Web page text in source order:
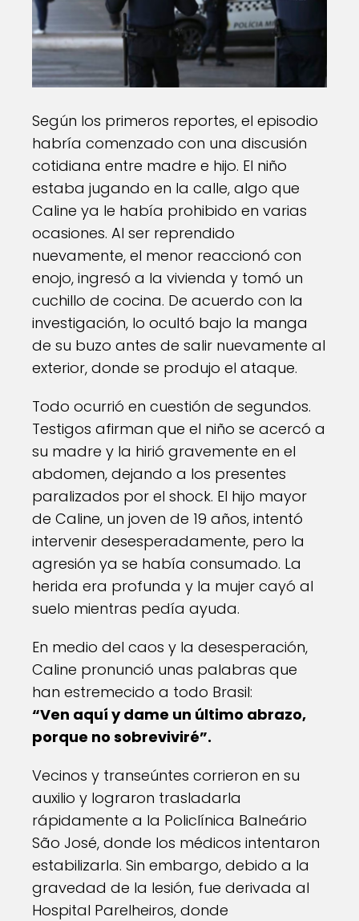
Según los primeros reportes, el episodio
habría comenzado con una discusión
cotidiana entre madre e hijo. El niño
estaba jugando en la calle, algo que
Caline ya le había prohibido en varias
ocasiones. Al ser reprendido
nuevamente, el menor reaccionó con
enojo, ingresó a la vivienda y tomó un
cuchillo de cocina. De acuerdo con la
investigación, lo ocultó bajo la manga
de su buzo antes de salir nuevamente al
exterior, donde se produjo el ataque.
Todo ocurrió en cuestión de segundos.
Testigos afirman que el niño se acercó a
su madre y la hirió gravemente en el
abdomen, dejando a los presentes
paralizados por el shock. El hijo mayor
de Caline, un joven de 19 años, intentó
intervenir desesperadamente, pero la
agresión ya se había consumado. La
herida era profunda y la mujer cayó al
suelo mientras pedía ayuda.
En medio del caos y la desesperación,
Caline pronunció unas palabras que
han estremecido a todo Brasil:
“Ven aquí y dame un último abrazo,
porque no sobreviviré”.
Vecinos y transeúntes corrieron en su
auxilio y lograron trasladarla
rápidamente a la Policlínica Balneário
São José, donde los médicos intentaron
estabilizarla. Sin embargo, debido a la
gravedad de la lesión, fue derivada al
Hospital Parelheiros, donde